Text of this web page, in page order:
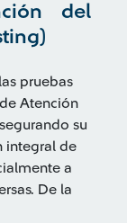
del
pruebas
Atención
su
integral de
a
De la